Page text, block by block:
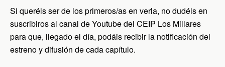
Si queréis ser de los primeros/as en verla, no dudéis en
suscribiros al canal de Youtube del CEIP Los Millares
para que, llegado el día, podáis recibir la notificación del
estreno y difusión de cada capítulo.